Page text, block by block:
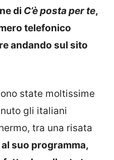
di C’è posta per te,
telefonico
andando sul sito
state moltissime
gli italiani
tra una risata
al suo programma,